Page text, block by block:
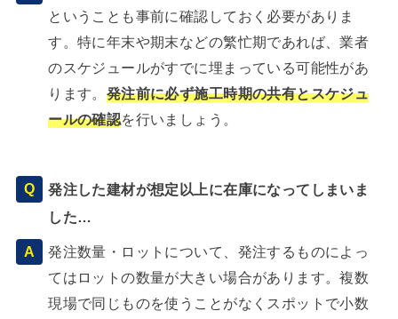
ということも事前に確認しておく必要がありま
す。特に年末や期末などの繁忙期であれば、業者
のスケジュールがすでに埋まっている可能性があ
ります。 発注前に必ず施工時期の共有とスケジュ
ールの確認を行いましょう。
発注した建材が想定以上に在庫になってしまいま
した…
発注数量・ロットについて、発注するものによっ
てはロットの数量が大きい場合があります。複数
現場で同じものを使うことがなくスポットで小数